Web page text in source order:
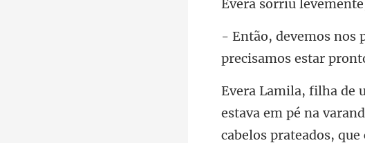
los prateados,